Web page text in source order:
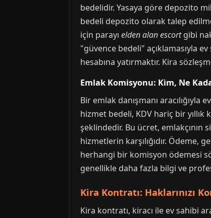
bedelidir. Yasaya göre depozito
bedeli depozito olarak talep
için parayı elden alan escortgibi
"güvence bedeli" açıklamasıyla
hesabına yatırmaktır. Kira
Emlak Komisyonu: Kim, Ne
Bir emlak danışmanı
hizmet bedeli, KDV hariç bir
şeklindedir. Bu ücret, emlakçının
hizmetlerin karşılığıdır. Ödeme,
herhangi bir komisyon ödemesi
genellikle daha fazla bilgi ve
Kira Kontratı: Haklarınızı
Kira kontratı, kiracı ile ev sahibi